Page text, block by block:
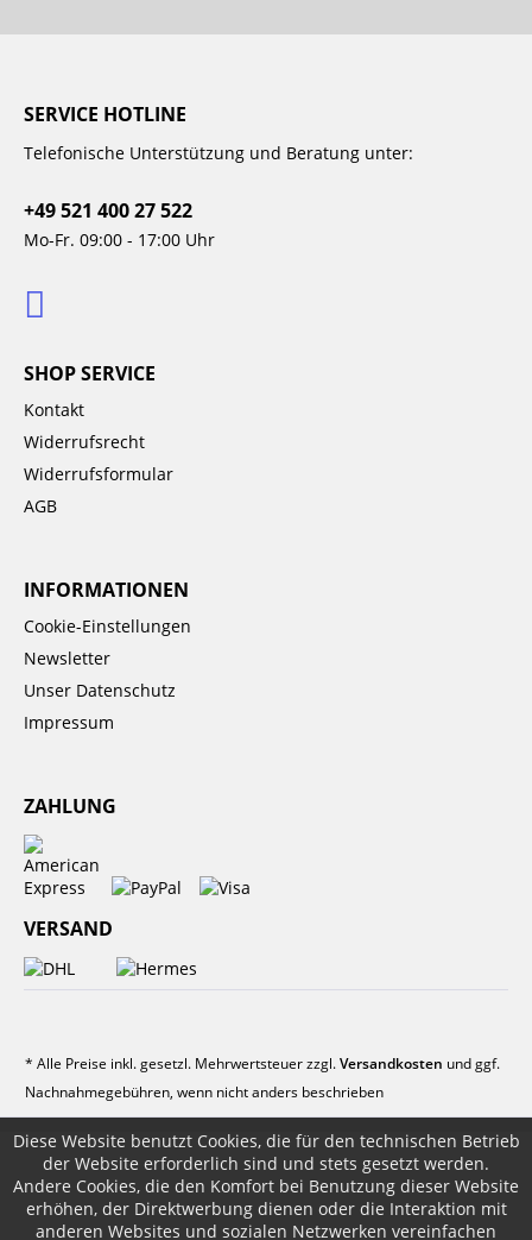
SERVICE HOTLINE
Telefonische Unterstützung und Beratung unter:
+49 521 400 27 522
Mo-Fr. 09:00 - 17:00 Uhr
SHOP SERVICE
Kontakt
Widerrufsrecht
Widerrufsformular
AGB
INFORMATIONEN
Cookie-Einstellungen
Newsletter
Unser Datenschutz
Impressum
ZAHLUNG
VERSAND
* Alle Preise inkl. gesetzl. Mehrwertsteuer zzgl.Versandkosten und ggf.
Nachnahmegebühren, wenn nicht anders beschrieben
Diese Website benutzt Cookies, die für den technischen Betrieb
der Website erforderlich sind und stets gesetzt werden.
Andere Cookies, die den Komfort bei Benutzung dieser Website
erhöhen, der Direktwerbung dienen oder die Interaktion mit
anderen Websites und sozialen Netzwerken vereinfachen